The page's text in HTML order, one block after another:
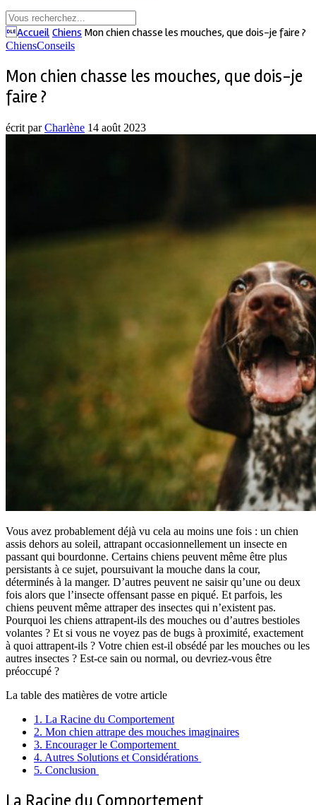
Accueil Chiens Mon chien chasse les mouches, que dois-je faire ?
ChiensConseils
Mon chien chasse les mouches, que dois-je
faire ?
écrit parCharlène 14 août 2023
Vous avez probablement déjà vu cela au moins une fois : un chien
assis dehors au soleil, attrapant occasionnellement un insecte en
passant qui bourdonne. Certains chiens peuvent même être plus
persistants à ce sujet, poursuivant la mouche dans la cour,
déterminés à la manger. D’autres peuvent ne saisir qu’une ou deux
fois alors que l’insecte offensant passe en piqué. Et parfois, les
chiens peuvent même attraper des insectes qui n’existent pas.
Pourquoi les chiens attrapent-ils des mouches ou d’autres bestioles
volantes ? Et si vous ne voyez pas de bugs à proximité, exactement
à quoi attrapent-ils ? Votre chien est-il obsédé par les mouches ou les
autres insectes ? Est-ce sain ou normal, ou devriez-vous être
préoccupé ?
La table des matières de votre article
1. La Racine du Comportement
2. Mon chien attrape des mouches imaginaires
3. Encourager le Comportement
4. Autres Solutions et Considérations
5. Conclusion
La Racine du Comportement